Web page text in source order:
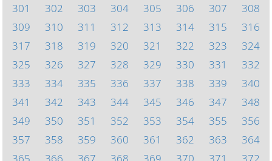
301
302 303 304 305 306 307
308
309
310 311 312 313 314 315
316
317
318 319 320 321 322 323
324
325
326 327 328 329 330 331
332
333
334 335 336 337 338 339
340
341
342 343 344 345 346 347
348
349
350 351 352 353 354 355
356
357
358 359 360 361 362 363
364